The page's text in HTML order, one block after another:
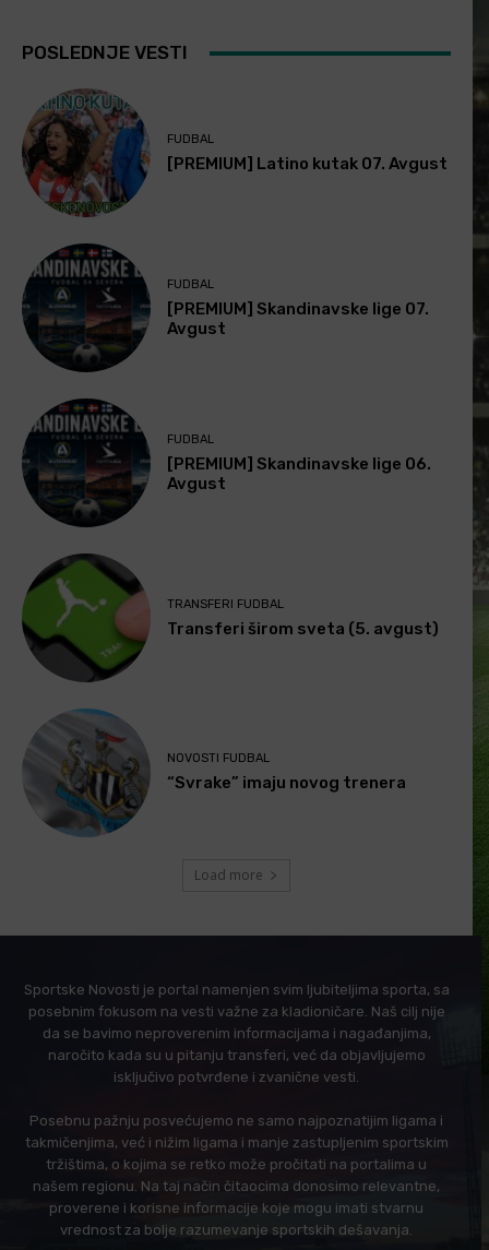
POSLEDNJE VESTI
FUDBAL
[PREMIUM] Latino kutak 07. Avgust
FUDBAL
[PREMIUM] Skandinavske lige 07.
Avgust
FUDBAL
[PREMIUM] Skandinavske lige 06.
Avgust
TRANSFERI FUDBAL
Transferi širom sveta (5. avgust)
NOVOSTI FUDBAL
“Svrake” imaju novog trenera
Load more
Sportske Novosti je portal namenjen svim ljubiteljima sporta, sa
posebnim fokusom na vesti važne za kladioničare. Naš cilj nije
da se bavimo neproverenim informacijama i nagađanjima,
naročito kada su u pitanju transferi, već da objavljujemo
isključivo potvrđene i zvanične vesti.
Posebnu pažnju posvećujemo ne samo najpoznatijim ligama i
takmičenjima, već i nižim ligama i manje zastupljenim sportskim
tržištima, o kojima se retko može pročitati na portalima u
našem regionu. Na taj način čitaocima donosimo relevantne,
proverene i korisne informacije koje mogu imati stvarnu
vrednost za bolje razumevanje sportskih dešavanja.